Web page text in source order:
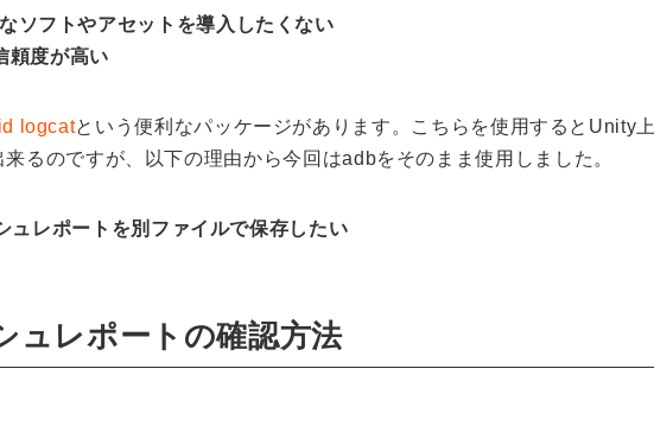
ソフトやアセットを導入したくない
頼度が高い
logcatという便利なパッケージがあります。こちらを使用するとUnity上
るのですが、以下の理由から今回はadbをそのまま使用しました。
レポートを別ファイルで保存したい
ュレポートの確認方法